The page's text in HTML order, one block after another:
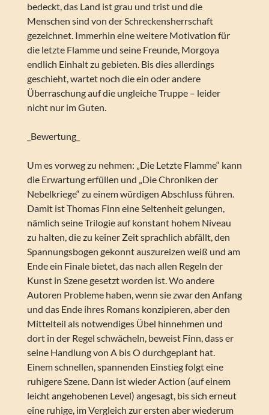
bedeckt, das Land ist grau und trist und die
Menschen sind von der Schreckensherrschaft
gezeichnet. Immerhin eine weitere Motivation für
die letzte Flamme und seine Freunde, Morgoya
endlich Einhalt zu gebieten. Bis dies allerdings
geschieht, wartet noch die ein oder andere
Überraschung auf die ungleiche Truppe – leider
nicht nur im Guten.
_Bewertung_
Um es vorweg zu nehmen: „Die Letzte Flamme“ kann
die Erwartung erfüllen und „Die Chroniken der
Nebelkriege“ zu einem würdigen Abschluss führen.
Damit ist Thomas Finn eine Seltenheit gelungen,
nämlich seine Trilogie auf konstant hohem Niveau
zu halten, die zu keiner Zeit sprachlich abfällt, den
Spannungsbogen gekonnt auszureizen weiß und am
Ende ein Finale bietet, das nach allen Regeln der
Kunst in Szene gesetzt worden ist. Wo andere
Autoren Probleme haben, wenn sie zwar den Anfang
und das Ende ihres Romans konzipieren, aber den
Mittelteil als notwendiges Übel hinnehmen und
dort in der Regel schwächeln, beweist Finn, dass er
seine Handlung von A bis O durchgeplant hat.
Einem schnellen, spannenden Einstieg folgt eine
ruhigere Szene. Dann ist wieder Action (auf einem
leicht angehobenen Level) angesagt, bis sich erneut
eine ruhige, im Vergleich zur ersten aber wiederum